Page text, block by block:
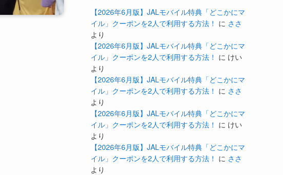
【2026年6月版】JALモバイル特典「どこかにマ
イル」クーポンを2人で利用する方法！ に ささ
より
【2026年6月版】JALモバイル特典「どこかにマ
イル」クーポンを2人で利用する方法！ に けい
より
【2026年6月版】JALモバイル特典「どこかにマ
イル」クーポンを2人で利用する方法！ に ささ
より
【2026年6月版】JALモバイル特典「どこかにマ
イル」クーポンを2人で利用する方法！ に けい
より
【2026年6月版】JALモバイル特典「どこかにマ
イル」クーポンを2人で利用する方法！ に ささ
より